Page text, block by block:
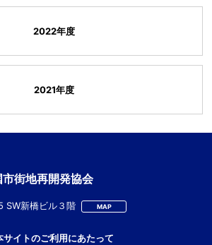
2022年度
2021年度
サイトのご利用にあたって
街地再開発協会
SW新橋ビル３階
MAP